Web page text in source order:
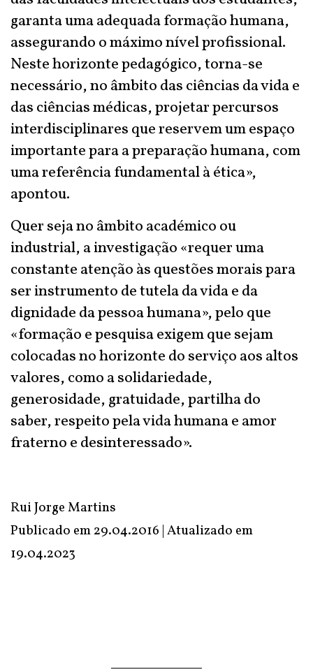
garanta uma adequada formação humana,
assegurando o máximo nível profissional.
Neste horizonte pedagógico, torna-se
necessário, no âmbito das ciências da vida e
das ciências médicas, projetar percursos
interdisciplinares que reservem um espaço
importante para a preparação humana, com
uma referência fundamental à ética»,
apontou.
Quer seja no âmbito académico ou
industrial, a investigação «requer uma
constante atenção às questões morais para
ser instrumento de tutela da vida e da
dignidade da pessoa humana», pelo que
«formação e pesquisa exigem que sejam
colocadas no horizonte do serviço aos altos
valores, como a solidariedade,
generosidade, gratuidade, partilha do
saber, respeito pela vida humana e amor
fraterno e desinteressado».
Rui Jorge Martins
Publicado em 29.04.2016 | Atualizado em
19.04.2023